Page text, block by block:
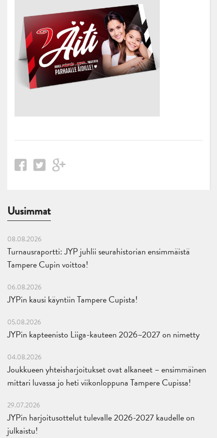
Uusimmat
08.08.2026
Turnausraportti: JYP juhlii seurahistorian ensimmäistä
Tampere Cupin voittoa!
06.08.2026
JYPin kausi käyntiin Tampere Cupista!
05.08.2026
JYPin kapteenisto Liiga-kauteen 2026–2027 on nimetty
04.08.2026
Joukkueen yhteisharjoitukset ovat alkaneet – ensimmäinen
mittari luvassa jo heti viikonloppuna Tampere Cupissa!
29.07.2026
JYPin harjoitusottelut tulevalle 2026-2027 kaudelle on
julkaistu!